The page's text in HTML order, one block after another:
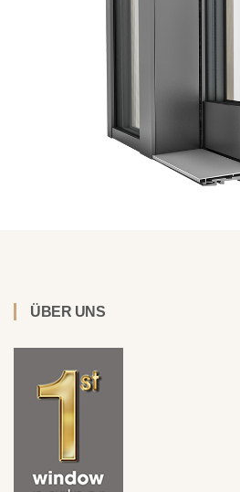
ÜBER UNS